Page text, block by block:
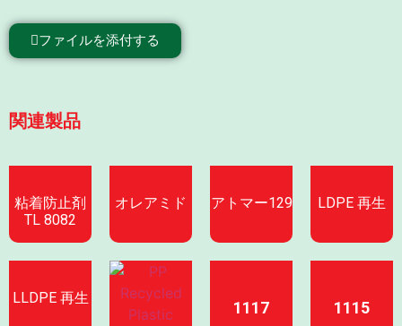
ファイルを添付する
関連製品
粘着防止剤
TL 8082
オレアミド アトマー129 LDPE 再生
LLDPE 再生
1117 1115